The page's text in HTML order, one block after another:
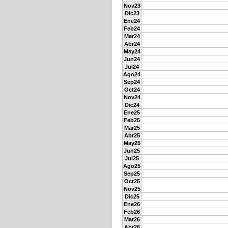
Nov23
Dic23
Ene24
Feb24
Mar24
Abr24
May24
Jun24
Jul24
Ago24
Sep24
Oct24
Nov24
Dic24
Ene25
Feb25
Mar25
Abr25
May25
Jun25
Jul25
Ago25
Sep25
Oct25
Nov25
Dic25
Ene26
Feb26
Mar26